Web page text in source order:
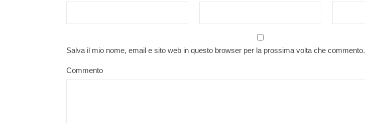
Salva il mio nome, email e sito web in questo browser per la prossima volta che commento.
Commento